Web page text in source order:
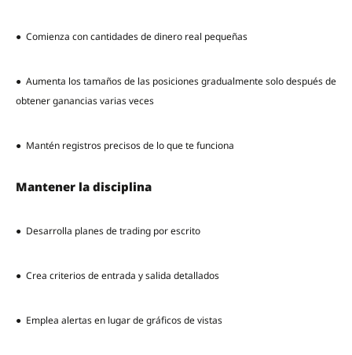
● Comienza con cantidades de dinero real pequeñas
● Aumenta los tamaños de las posiciones gradualmente solo después de
obtener ganancias varias veces
● Mantén registros precisos de lo que te funciona
Mantener la disciplina
● Desarrolla planes de trading por escrito
● Crea criterios de entrada y salida detallados
● Emplea alertas en lugar de gráficos de vistas